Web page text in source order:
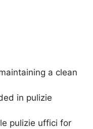
a clean
in pulizie
pulizie uffici for